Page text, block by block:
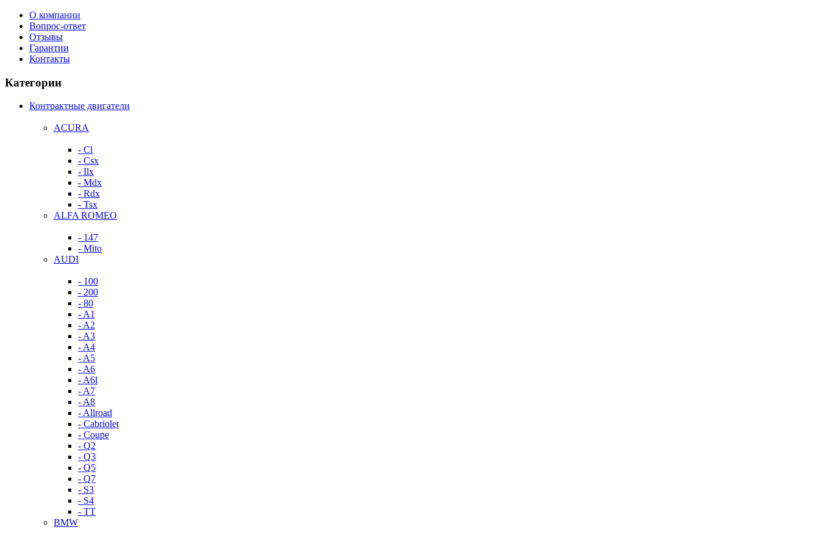
О компании
Вопрос-ответ
Отзывы
Гарантии
Контакты
Категории
Контрактные двигатели
ACURA
- Cl
- Csx
- Ilx
- Mdx
- Rdx
- Tsx
ALFA ROMEO
- 147
- Mito
AUDI
- 100
- 200
- 80
- A1
- A2
- A3
- A4
- A5
- A6
- A6l
- A7
- A8
- Allroad
- Cabriolet
- Coupe
- Q2
- Q3
- Q5
- Q7
- S3
- S4
- TT
BMW